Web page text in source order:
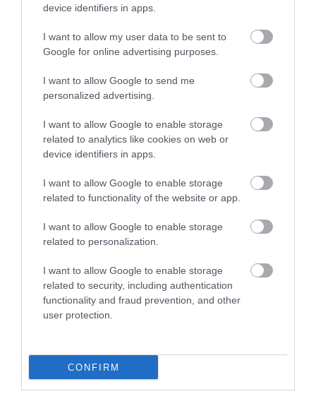
device identifiers in apps.
I want to allow my user data to be sent to
Google for online advertising purposes.
I want to allow Google to send me
personalized advertising.
I want to allow Google to enable storage
related to analytics like cookies on web or
device identifiers in apps.
I want to allow Google to enable storage
related to functionality of the website or app.
I want to allow Google to enable storage
related to personalization.
I want to allow Google to enable storage
related to security, including authentication
functionality and fraud prevention, and other
user protection.
CONFIRM
napos kirándulásra vagy éppen több hetes
ugyanis a több ezer kilométeres észak-amerikai
teljesítménytúrák mellett az indiai zarándokutak és
természetesen az El Camino, a spanyolországi
Santiago de Compostelába vezető Szent Jakab út
A VIA TRANSILVANICA SZÁMOKBAN